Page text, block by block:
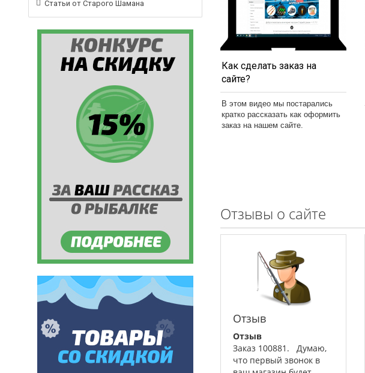
Статьи от Старого Шамана
Как сделать заказ на
сайте?
В этом видео мы постарались
кратко рассказать как оформить
заказ на нашем сайте.
Отзывы о сайте
Отзыв
Отзыв
Заказ 100881. Думаю,
что первый звонок в